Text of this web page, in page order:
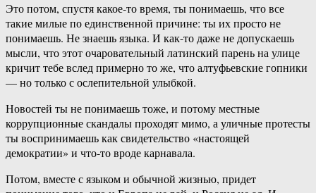
Это потом, спустя какое-то время, ты понимаешь, что все
такие милые по единственной причине: ты их просто не
понимаешь. Не знаешь языка. И как-то даже не допускаешь
мысли, что этот очаровательный латинский парень на улице
кричит тебе вслед примерно то же, что алтуфьевские гопники
— но только с ослепительной улыбкой.
Новостей ты не понимаешь тоже, и потому местные
коррупционные скандалы проходят мимо, а уличные протесты
ты воспринимаешь как свидетельство «настоящей
демократии» и что-то вроде карнавала.
Потом, вместе с языком и обычной жизнью, придет